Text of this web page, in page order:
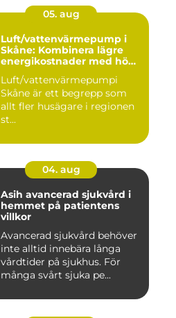
05. aug
Luft/vattenvärmepump i
Skåne: Kombinera lägre
energikostnader med hög
komfort
Luft/vattenvärmepumpi
Skåne är ett begrepp som
allt fler husägare i regionen
st...
04. aug
Asih avancerad sjukvård i
hemmet på patientens
villkor
Avancerad sjukvård behöver
inte alltid innebära långa
vårdtider på sjukhus. För
många svårt sjuka pe...